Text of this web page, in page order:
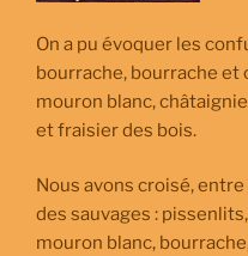
On a pu évoquer les
bourrache, bourrache et
mouron blanc,
et fraisier des bois.
Nous avons croisé, entre
des sauvages :
mouron blanc,